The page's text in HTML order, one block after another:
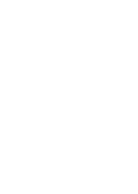
Rave RE
med ett lätt, helt
utseende och
600 E-TEC
för 600-
2011
motor med
fick Rave RE ett
en period då de
förlitade sig på 3
versionen av den